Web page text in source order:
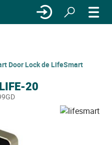
Door Lock de LifeSmart
20